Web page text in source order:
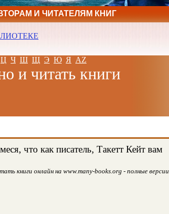
И ЧИТАТЕЛЯМ КНИГ
Ц Ч Ш Щ Э Ю Я AZ
и читать книги
что как писатель, Такетт Кейт вам
книги онлайн на www.many-books.org - полные версии